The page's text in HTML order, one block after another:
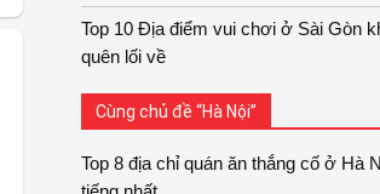
Top 10 Địa điểm vui chơi ở Sài Gòn
quên lối về
Cùng chủ đề “Hà Nội”
Top 8 địa chỉ quán ăn thắng cố ở Hà